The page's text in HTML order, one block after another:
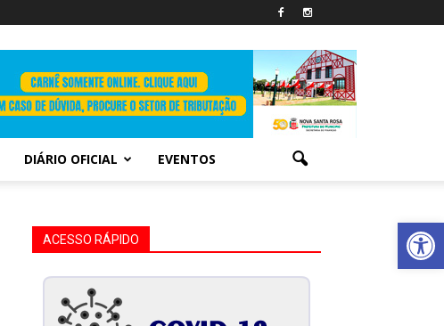
Abrir
DIÁRIO OFICIAL EVENTOS
ACESSO RÁPIDO